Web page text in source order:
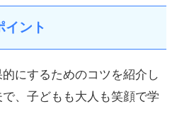
イント
にするためのコツを紹介し
、子どもも大人も笑顔で学